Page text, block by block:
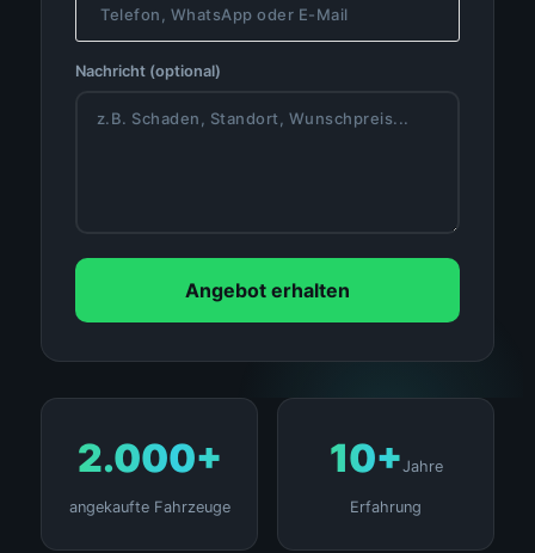
Nachricht (optional)
Angebot erhalten
2.000+
angekaufte Fahrzeuge
10+Jahre
Erfahrung